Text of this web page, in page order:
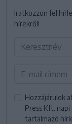
Iratkozzon fel
hírekről!
Hozzájárulok
Press Kft.
tartalmazó